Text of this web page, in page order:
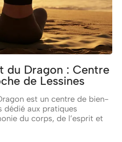
du Dragon : Centre
de Lessines
est un centre de bien-
dédié aux pratiques
du corps, de l’esprit et